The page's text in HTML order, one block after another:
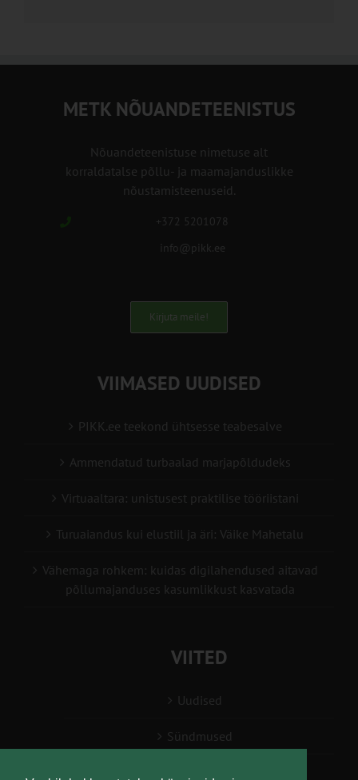
METK NÕUANDETEENISTUS
Nõuandeteenistuse nimetuse alt
korraldatalse põllu- ja maamajanduslikke
nõustamisteenuseid.
+372 5201078
info@pikk.ee
Kirjuta meile!
VIIMASED UUDISED
PIKK.ee teekond ühtsesse teabesalve
Ammendatud turbaalad marjapõldudeks
Virtuaaltara: unistusest praktilise tööriistani
Turuaiandus kui elustiil ja äri: Väike Mahetalu
Vähemaga rohkem: kuidas digilahendused aitavad
põllumajanduses kasumlikkust kasvatada
VIITED
Uudised
Sündmused